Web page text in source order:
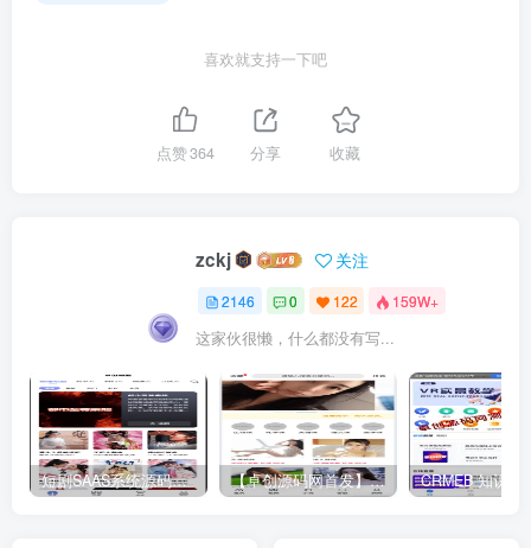
喜欢就支持一下吧
点赞364 分享 收藏
zckj 关注
2146 0 122 159W+
这家伙很懒，什么都没有写...
短剧SAAS系统源码｜多端分销+云存储+多租户架构 【卓创源码网首发】全开源视频打赏系统源码｜双模板+代理分站+易支付对接｜API全面修复｜站长盈利利器！​